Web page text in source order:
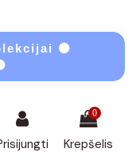
⚫
0
Krepšelis